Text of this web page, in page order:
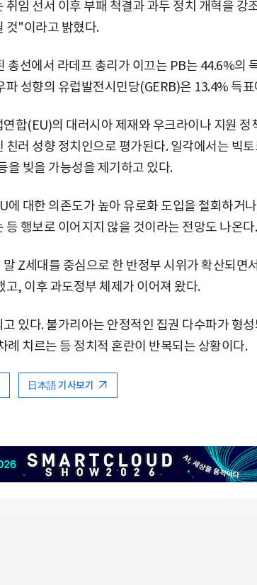
취임 선서 이후 부패 척결과 과두 정치 개혁을 강
것"이라고 밝혔다.
총선에서 라데프 총리가 이끄는 PB는 44.6%의
파 성향의 유럽발전시민당(GERB)은 13.4% 득
합(EU)의 대러시아 제재와 우크라이나 지원 정
친러 성향 정치인으로 평가된다. 일각에서는 빅
을 빚을 가능성을 제기하고 있다.
에 대한 의존도가 높아 유로화 도입을 철회하거
등 행보로 이어지지 않을 것이라는 전망도 나온다.
Z세대를 중심으로 한 반정부 시위가 확산되면
고, 이후 과도정부 체제가 이어져 왔다.
있다. 불가리아는 안정적인 집권 다수파가 형
례 치르는 등 정치적 혼란이 반복되는 상황이다.
日本語 기사보기